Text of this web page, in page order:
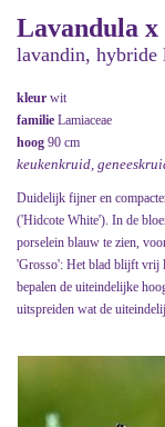
Lavandula
lavandin, hybride
kleur wit
familie Lamiaceae
hoog 90 cm
keukenkruid,
Duidelijk fijner en
('Hidcote White'). In de
porselein blauw te zien,
'Grosso': Het blad blijft vrij
bepalen de uiteindelijke
uitspreiden wat de